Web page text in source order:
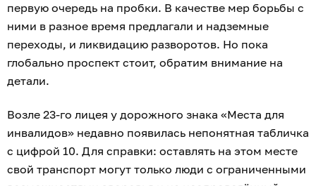
первую очередь на пробки. В качестве мер борьбы с
ними в разное время предлагали и надземные
переходы, и ликвидацию разворотов. Но пока
глобально проспект стоит, обратим внимание на
детали.
Возле 23-го лицея у дорожного знака «Места для
инвалидов» недавно появилась непонятная табличка
с цифрой 10. Для справки: оставлять на этом месте
свой транспорт могут только люди с ограниченными